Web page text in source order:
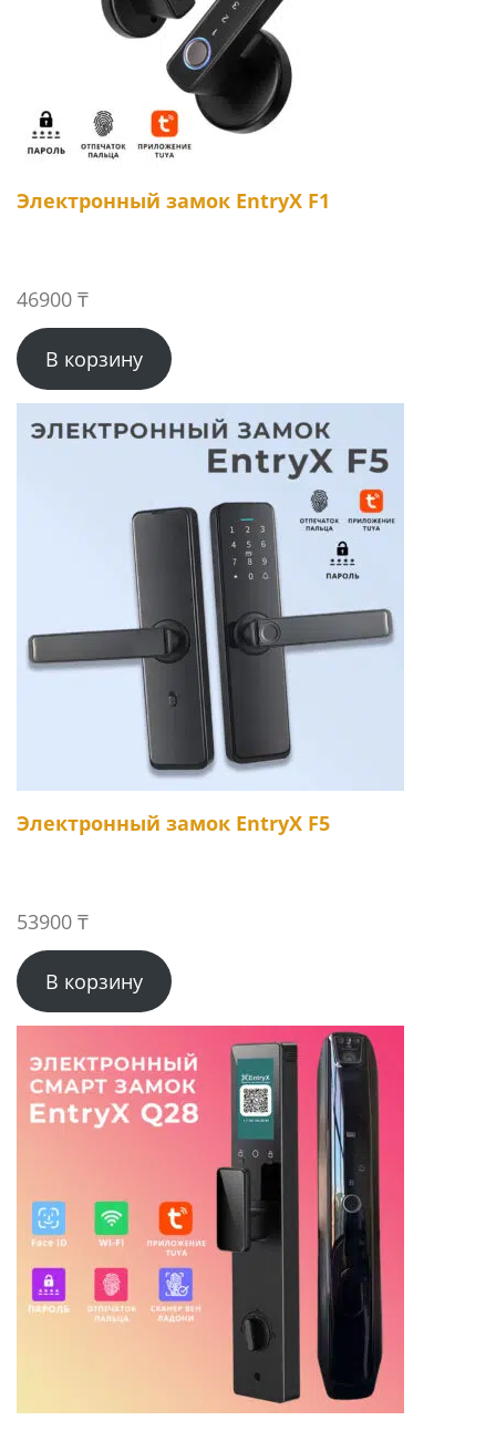
Электронный замок EntryX F1
46900 ₸
В корзину
Электронный замок EntryX F5
53900 ₸
В корзину